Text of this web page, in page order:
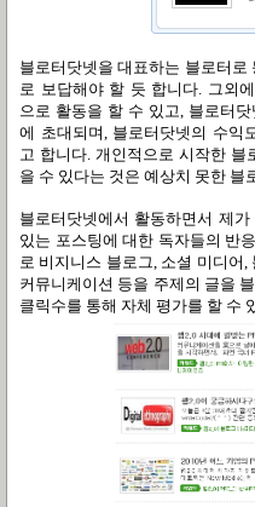
블로터닷넷을 대표하는 블로터로
로 보답해야 할 듯 합니다. 그외
으로 활동을 할 수 있고, 블로터
에 초대되며, 블로터닷넷의 수익
고 합니다. 개인적으로 시작한
을 수 있다는 것은 예상치 못한 블
블로터닷넷에서 활동하면서 제
있는 포스팅에 대한 독자들의 반
로 비지니스 블로그, 소셜 미디어
커뮤니케이션 등을 주제의 글을
클릭수를 통해 자체 평가를 할 수